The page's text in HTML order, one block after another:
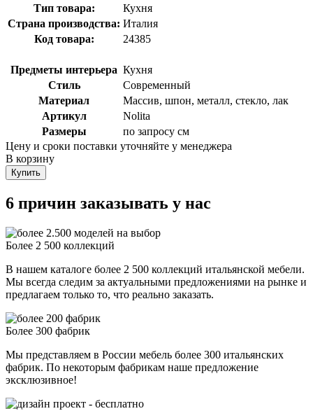
Тип товара:
Кухня
Страна производства: Италия
Код товара:
24385
Предметы интерьера Кухня
Стиль
Современный
Материал
Массив, шпон, металл, стекло, лак
Артикул
Nolita
Размеры
по запросу см
Цену и сроки поставки уточняйте у менеджера
В корзину
Купить
6 причин заказывать у нас
Более 2 500 коллекций
В нашем каталоге более 2 500 коллекций итальянской мебели.
Мы всегда следим за актуальными предложениями на рынке и
предлагаем только то, что реально заказать.
Более 300 фабрик
Мы представляем в России мебель более 300 итальянских
фабрик. По некоторым фабрикам наше предложение
эксклюзивное!